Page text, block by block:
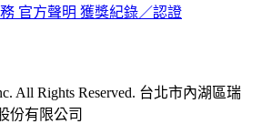
官方聲明 獲獎紀錄／認證
All Rights Reserved. 台北市內湖區瑞
份有限公司